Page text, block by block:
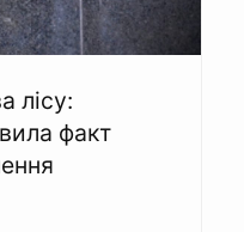
лісу:
факт